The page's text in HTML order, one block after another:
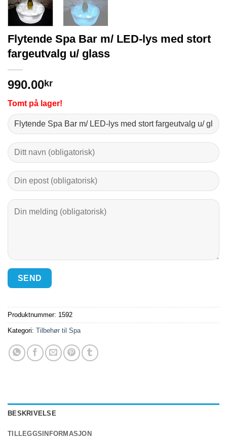
Flytende Spa Bar m/ LED-lys med stort
fargeutvalg u/ glass
990.00kr
Tomt på lager!
Produktnummer: 1592
Kategori: Tilbehør til Spa
BESKRIVELSE
TILLEGGSINFORMASJON